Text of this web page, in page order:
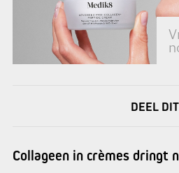
DEEL
Collageen in crèmes dringt